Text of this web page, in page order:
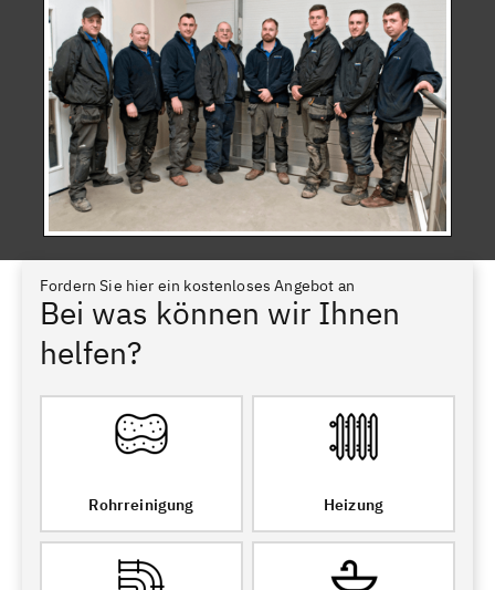
Fordern Sie hier ein kostenloses Angebot an
Bei was können wir Ihnen
helfen?
Rohrreinigung Heizung